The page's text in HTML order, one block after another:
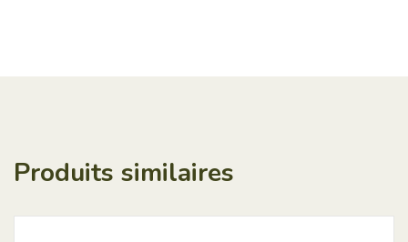
Produits similaires